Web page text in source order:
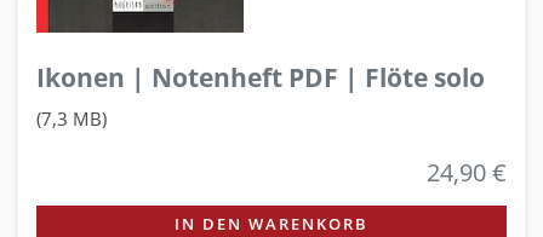
Ikonen | Notenheft PDF | Flöte solo
(7,3 MB)
24,90 €
IN DEN WARENKORB